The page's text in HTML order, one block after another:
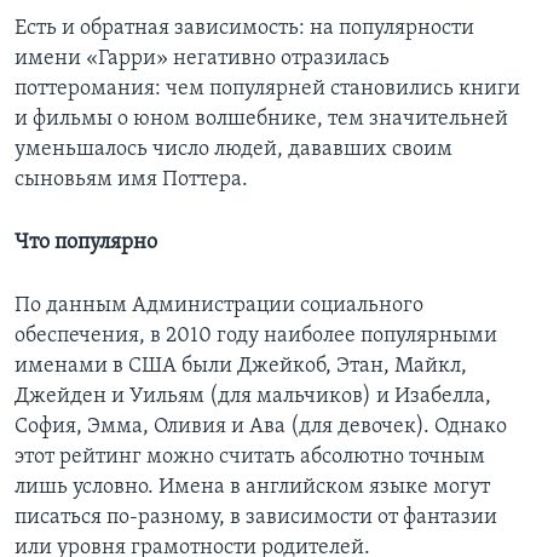
Есть и обратная зависимость: на популярности
имени «Гарри» негативно отразилась
поттеромания: чем популярней становились книги
и фильмы о юном волшебнике, тем значительней
уменьшалось число людей, дававших своим
сыновьям имя Поттера.
Что популярно
По данным Администрации социального
обеспечения, в 2010 году наиболее популярными
именами в США были Джейкоб, Этан, Майкл,
Джейден и Уильям (для мальчиков) и Изабелла,
София, Эмма, Оливия и Ава (для девочек). Однако
этот рейтинг можно считать абсолютно точным
лишь условно. Имена в английском языке могут
писаться по-разному, в зависимости от фантазии
или уровня грамотности родителей.